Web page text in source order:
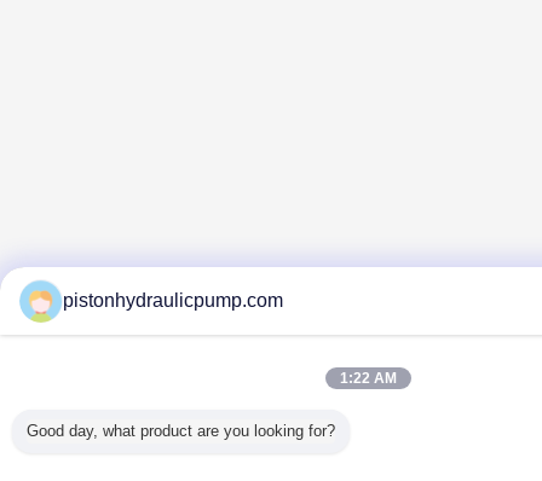
pistonhydraulicpump.com
1:22 AM
Good day, what product are you looking for?